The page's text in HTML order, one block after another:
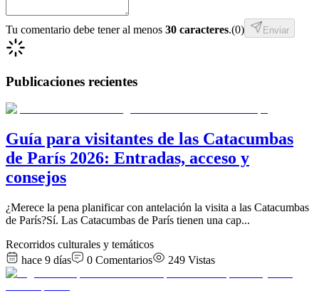
Tu comentario debe tener al menos 30 caracteres.(0) Enviar
Publicaciones recientes
Guía para visitantes de las Catacumbas
de París 2026: Entradas, acceso y
consejos
¿Merece la pena planificar con antelación la visita a las Catacumbas
de París?Sí. Las Catacumbas de París tienen una cap...
Recorridos culturales y temáticos
hace 9 días
0 Comentarios 249 Vistas